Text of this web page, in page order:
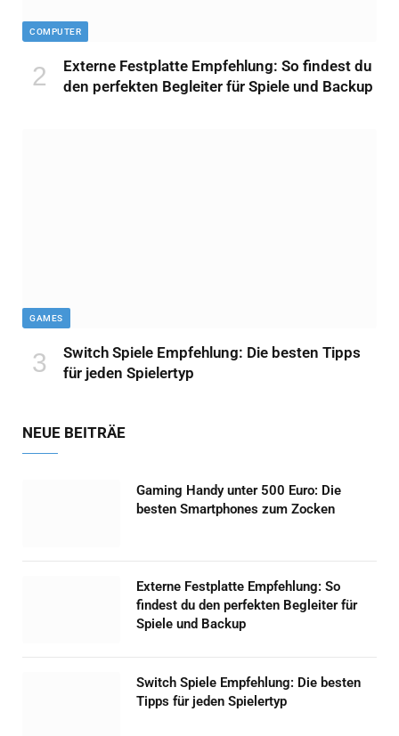
COMPUTER
Externe Festplatte Empfehlung: So findest du
den perfekten Begleiter für Spiele und Backup
GAMES
Switch Spiele Empfehlung: Die besten Tipps
für jeden Spielertyp
NEUE BEITRÄE
Gaming Handy unter 500 Euro: Die
besten Smartphones zum Zocken
Externe Festplatte Empfehlung: So
findest du den perfekten Begleiter für
Spiele und Backup
Switch Spiele Empfehlung: Die besten
Tipps für jeden Spielertyp